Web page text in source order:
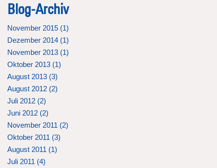
Blog-Archiv
November 2015 (1)
Dezember 2014 (1)
November 2013 (1)
Oktober 2013 (1)
August 2013 (3)
August 2012 (2)
Juli 2012 (2)
Juni 2012 (2)
November 2011 (2)
Oktober 2011 (3)
August 2011 (1)
Juli 2011 (4)